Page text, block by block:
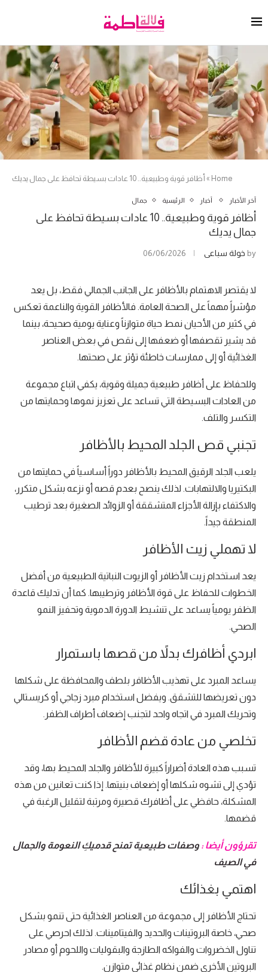
Home
»أظافر قوية وطبيعية.. 10 عادات بسيطة تحافظ على جمال يديك
آخر الأخبار أخبار الرئيسية جمال
أظافر قوية وطبيعية.. 10 عادات بسيطة تحافظ على
جمال يديك
by خولة سباعي 06/06/2026
لا يقتصر الاهتمام بالأظافر على الجانب الجمالي فقط، بل يعد
مؤشراً مهماً على الصحة العامة. فالأظافر القوية والناعمة تعكس
في كثير من الأحيان نمط حياة متوازناً وعناية يومية صحيحة، بينما
قد يشير تقصفها أو ضعفها إلى نقص في بعض العناصر
الغذائية أو إلى ممارسات خاطئة تؤثر على صحتها.
وللحفاظ على أظافر طبيعية جميلة وقوية، يكفي اتباع مجموعة
من العادات البسيطة التي تساعد على تعزيز نموها وحمايتها من
التكسر والتلف.
تجنبي قص الجلد المحيط بالأظافر
يلعب الجلد الرقيق المحيط بالأظافر دوراً أساسياً في حمايتها من
البكتيريا والالتهابات. لذلك ينصح بعدم قصه أو نزعه بشكل متكرر،
والاكتفاء بإزالة الأجزاء المتشققة أو الزوائد الصغيرة بعد ترطيب
المنطقة جيداً.
لا تهملي زيت الأظافر
يعد استخدام زيت الأظافر أو الزيوت النباتية الطبيعية من أفضل
الخطوات للحفاظ على قوة الأظافر وترطيبها. كما أن تدليك قاعدة
الظفر يومياً يساعد على تنشيط الدورة الدموية وتحفيز النمو
الصحي.
ابردي أظافرك بدلاً من قصها باستمرار
يساعد المبرد على تهذيب الأظافر بلطف والمحافظة على شكلها
دون تعريضها للتشقق. ويفضل استخدام مبرد زجاجي أو كريستالي
وتحريك المبرد في اتجاه واحد لتجنب إضعاف أطراف الظفر.
تخلصي من عادة قضم الأظافر
تسبب هذه العادة أضراراً كبيرة للأظافر والجلد المحيط بها، وقد
تؤدي إلى تشوه شكلها أو إضعاف بنيتها. إذا كنت تعانين من هذه
المشكلة، حافظي على أظافرك قصيرة ومرتبة لتقليل الرغبة في
قضمها.
تقرؤون أيضا : وصفات طبيعية تمنح قدميكِ النعومة والجمال
في الصيف
اهتمي بغذائك
تحتاج الأظافر إلى مجموعة من العناصر الغذائية حتى تنمو بشكل
صحي، خاصة البروتينات والحديد والفيتامينات. لذلك احرصي على
تناول الخضروات والفواكه الطازجة والبقوليات واللحوم أو مصادر
البروتين الأخرى ضمن نظام غذائي متوازن.